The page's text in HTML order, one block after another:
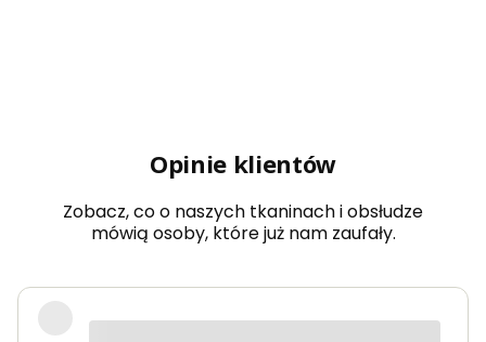
Opinie klientów
Zobacz, co o naszych tkaninach i obsłudze
mówią osoby, które już nam zaufały.
Bardzo dobra jakość tkanin, kolory